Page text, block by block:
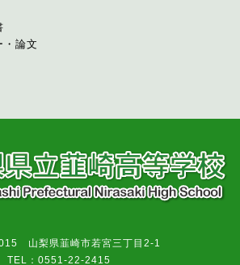
論文
山梨県韮崎市若宮三丁目2-1
TEL：0551-22-2415